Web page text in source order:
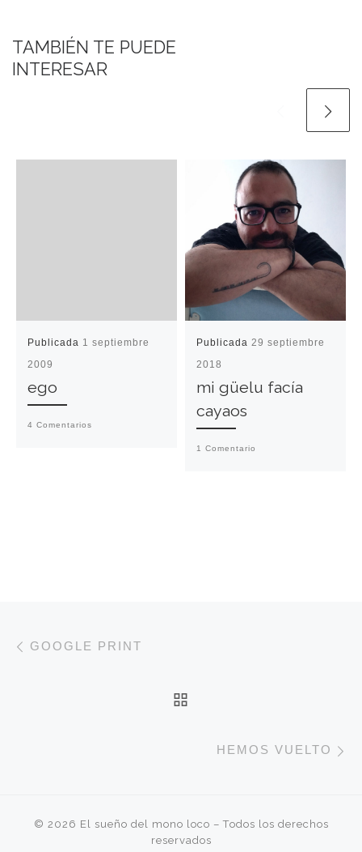
TAMBIÉN TE PUEDE
INTERESAR
Publicada 1 septiembre
2009
ego
4 Comentarios
Publicada 29 septiembre
2018
mi güelu facía
cayaos
1 Comentario
Navegación de entradas
GOOGLE PRINT
HEMOS VUELTO
© 2026 El sueño del mono loco – Todos los derechos
reservados